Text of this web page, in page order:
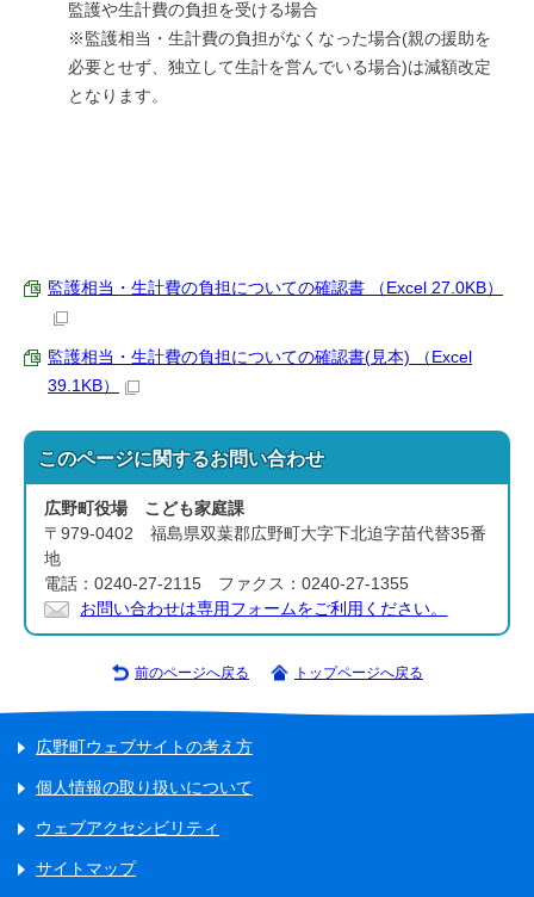
監護や生計費の負担を受ける場合
※監護相当・生計費の負担がなくなった場合(親の援助を
必要とせず、独立して生計を営んでいる場合)は減額改定
となります。
監護相当・生計費の負担についての確認書 （Excel 27.0KB）
監護相当・生計費の負担についての確認書(見本) （Excel
39.1KB）
このページに関するお問い合わせ
広野町役場 こども家庭課
〒979-0402 福島県双葉郡広野町大字下北迫字苗代替35番
地
電話：0240-27-2115 ファクス：0240-27-1355
お問い合わせは専用フォームをご利用ください。
前のページへ戻る トップページへ戻る
広野町ウェブサイトの考え方
個人情報の取り扱いについて
ウェブアクセシビリティ
サイトマップ